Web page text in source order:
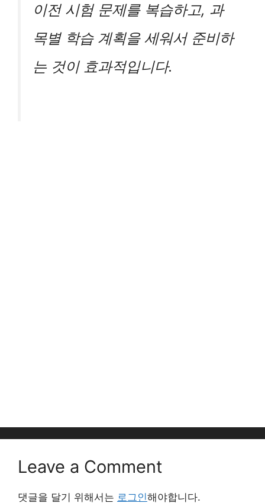
이전 시험 문제를 복습하고, 과
목별 학습 계획을 세워서 준비하
는 것이 효과적입니다.
Leave a Comment
댓글을 달기 위해서는 로그인해야합니다.